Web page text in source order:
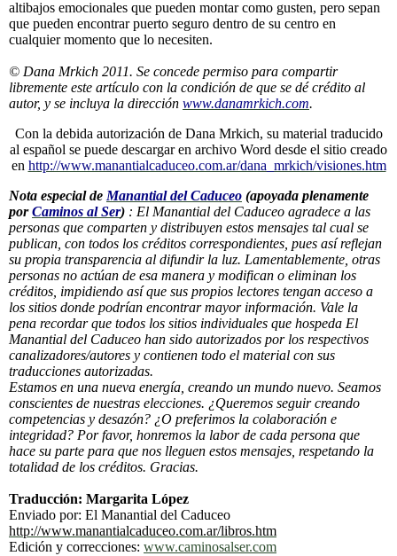
altibajos emocionales que pueden montar como gusten, pero sepan
que pueden encontrar puerto seguro dentro de su centro en
cualquier momento que lo necesiten.
© Dana Mrkich 2011. Se concede permiso para compartir
libremente este artículo con la condición de que se dé crédito al
autor, y se incluya la dirección www.danamrkich.com.
Con la debida autorización de Dana Mrkich, su material traducido
al español se puede descargar en archivo Word desde el sitio creado
en http://www.manantialcaduceo.com.ar/dana_mrkich/visiones.htm
Nota especial de Manantial del Caduceo (apoyada plenamente
porCaminos al Ser) : El Manantial del Caduceo agradece a las
personas que comparten y distribuyen estos mensajes tal cual se
publican, con todos los créditos correspondientes, pues así reflejan
su propia transparencia al difundir la luz. Lamentablemente, otras
personas no actúan de esa manera y modifican o eliminan los
créditos, impidiendo así que sus propios lectores tengan acceso a
los sitios donde podrían encontrar mayor información. Vale la
pena recordar que todos los sitios individuales que hospeda El
Manantial del Caduceo han sido autorizados por los respectivos
canalizadores/autores y contienen todo el material con sus
traducciones autorizadas.
Estamos en una nueva energía, creando un mundo nuevo. Seamos
conscientes de nuestras elecciones. ¿Queremos seguir creando
competencias y desazón? ¿O preferimos la colaboración e
integridad? Por favor, honremos la labor de cada persona que
hace su parte para que nos lleguen estos mensajes, respetando la
totalidad de los créditos. Gracias.
Traducción: Margarita López
Enviado por: El Manantial del Caduceo
http://www.manantialcaduceo.com.ar/libros.htm
Edición y correcciones: www.caminosalser.com